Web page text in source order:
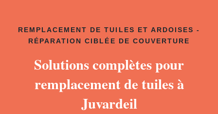
REMPLACEMENT DE TUILES ET ARDOISES -
RÉPARATION CIBLÉE DE COUVERTURE
Solutions complètes pour
remplacement de tuiles à
Juvardeil